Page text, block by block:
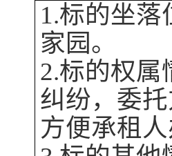
1.标的坐落
家园。
2.标的权属
纠纷，委
方便承租